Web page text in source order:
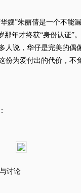
”朱丽倩是一个不能
那年才终获“身份认证”
人说，华仔是完美的偶
份为爱付出的代价，不
讨论